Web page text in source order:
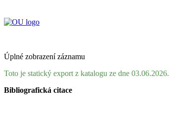
Úplné zobrazení záznamu
Toto je statický export z katalogu ze dne 03.06.2026.
Bibliografická citace